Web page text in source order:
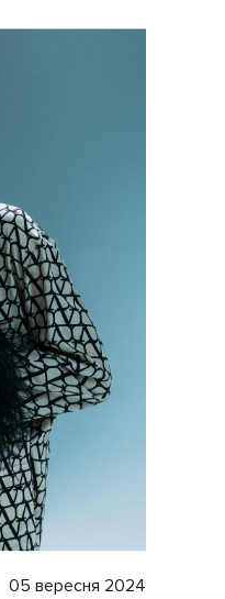
05 вересня 2024